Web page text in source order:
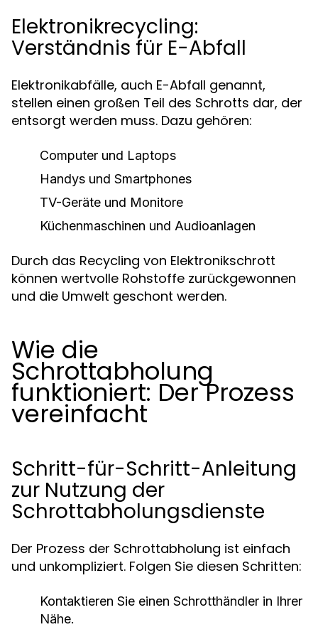
Elektronikrecycling:
Verständnis für E-Abfall
Elektronikabfälle, auch E-Abfall genannt,
stellen einen großen Teil des Schrotts dar, der
entsorgt werden muss. Dazu gehören:
Computer und Laptops
Handys und Smartphones
TV-Geräte und Monitore
Küchenmaschinen und Audioanlagen
Durch das Recycling von Elektronikschrott
können wertvolle Rohstoffe zurückgewonnen
und die Umwelt geschont werden.
Wie die
Schrottabholung
funktioniert: Der Prozess
vereinfacht
Schritt-für-Schritt-Anleitung
zur Nutzung der
Schrottabholungsdienste
Der Prozess der Schrottabholung ist einfach
und unkompliziert. Folgen Sie diesen Schritten:
Kontaktieren Sie einen Schrotthändler in Ihrer
Nähe.